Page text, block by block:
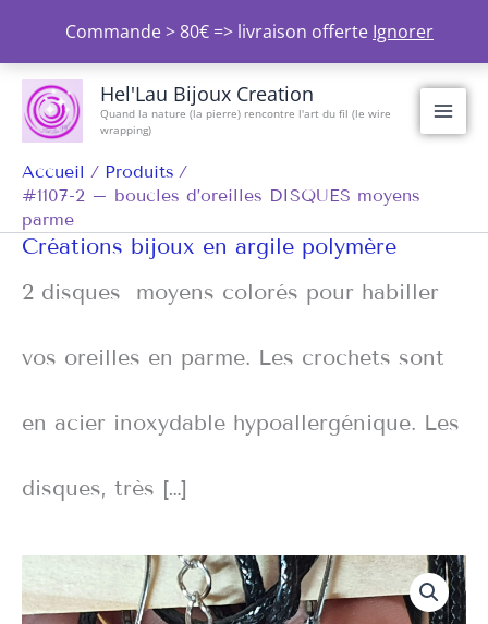
Commande > 80€ => livraison offerte Ignorer
contenu
Hel'Lau Bijoux Creation
Quand la nature (la pierre) rencontre l'art du fil (le wire
wrapping)
Accueil
Produits
#1107-2 – boucles d’oreilles DISQUES moyens
parme
Créations bijoux en argile polymère
2 disques moyens colorés pour habiller
vos oreilles en parme. Les crochets sont
en acier inoxydable hypoallergénique. Les
disques, très […]